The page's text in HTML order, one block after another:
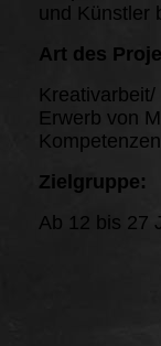
und Künstler
Art des
Erwerb von
Kompetenzen
Zielgruppe:
Ab 12 bis 27